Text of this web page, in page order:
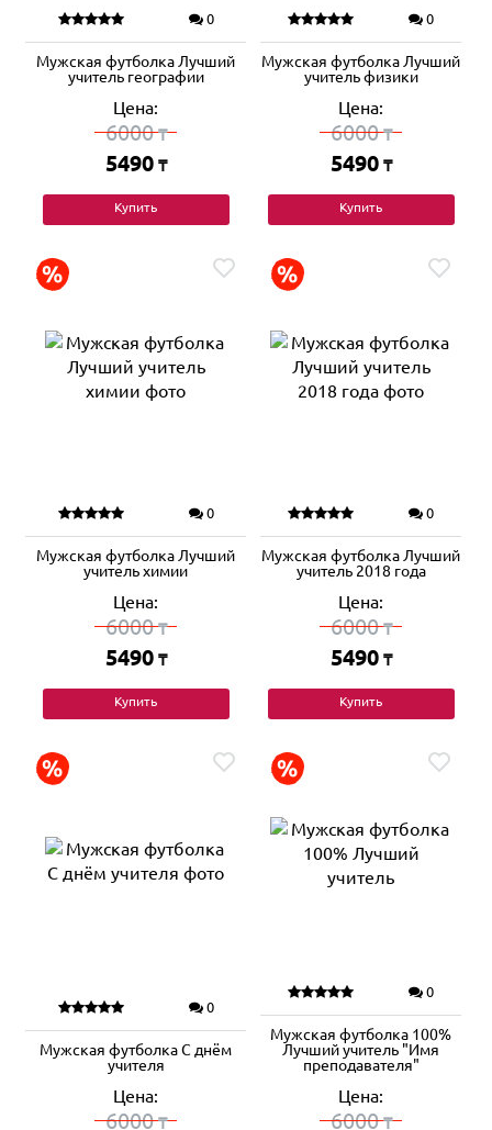
0
Мужская футболка Лучший
учитель географии
Цена:
6000₸
5490 ₸
Купить
0
Мужская футболка Лучший
учитель физики
Цена:
6000₸
5490 ₸
Купить
0
Мужская футболка Лучший
учитель химии
Цена:
6000₸
5490 ₸
Купить
0
Мужская футболка Лучший
учитель 2018 года
Цена:
6000₸
5490 ₸
Купить
0
Мужская футболка С днём
учителя
Цена:
6000₸
0
Мужская футболка 100%
Лучший учитель "Имя
преподавателя"
Цена:
6000₸